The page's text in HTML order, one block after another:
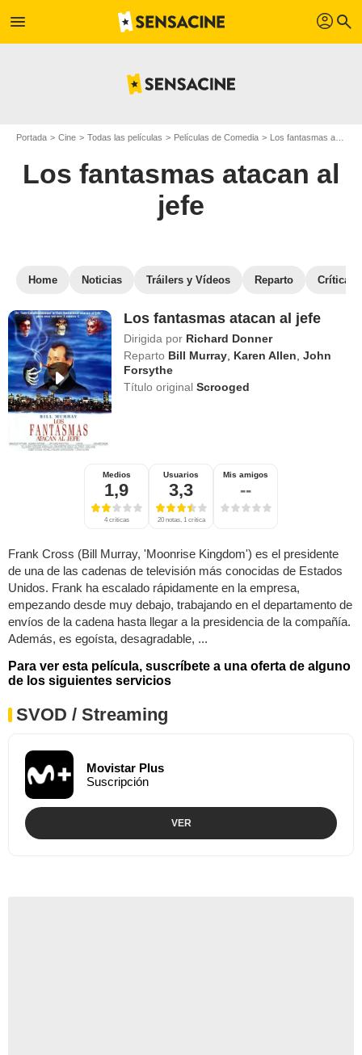
menu profil search
Portada Cine Todas las películas Películas de Comedia Los fantasmas atacan al jefe
Los fantasmas atacan al
jefe
Home Noticias Tráilers y Vídeos Reparto Críticas
Los fantasmas atacan al jefe
Dirigida por Richard Donner
Reparto Bill Murray Karen Allen ,John
Forsythe
Título originalScrooged
Medios
1,9
4 críticas
Usuarios
3,3
20 notas, 1 crítica
Mis amigos
--
Frank Cross (Bill Murray, 'Moonrise Kingdom') es el presidente
de una de las cadenas de televisión más conocidas de Estados
Unidos. Frank ha escalado rápidamente en la empresa,
empezando desde muy debajo, trabajando en el departamento de
envíos de la cadena hasta llegar a la presidencia de la compañía.
Además, es egoísta, desagradable, ...
Para ver esta película, suscríbete a una oferta de alguno
de los siguientes servicios
SVOD / Streaming
Movistar Plus
Suscripción
VER